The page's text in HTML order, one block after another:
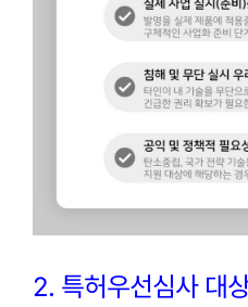
2. 특허우선심사 대